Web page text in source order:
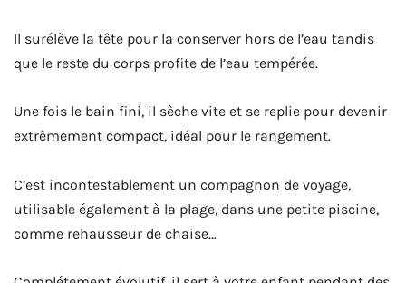
Il surélève la tête pour la conserver hors de l’eau tandis
que le reste du corps profite de l’eau tempérée.
Une fois le bain fini, il sèche vite et se replie pour devenir
extrêmement compact, idéal pour le rangement.
C’est incontestablement un compagnon de voyage,
utilisable également à la plage, dans une petite piscine,
comme rehausseur de chaise…